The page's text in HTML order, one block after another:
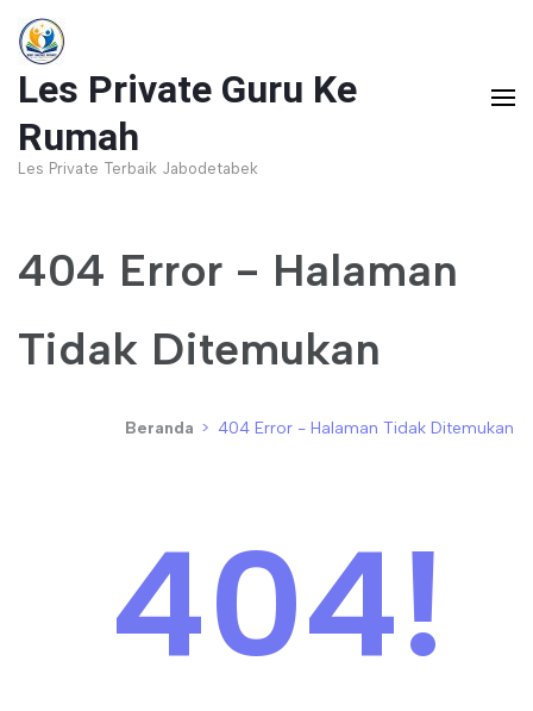
Lompat
ke
konten
(Tekan
Enter)
Les Private Guru Ke
Rumah
Les Private Terbaik Jabodetabek
404 Error - Halaman
Tidak Ditemukan
Beranda > 404 Error - Halaman Tidak Ditemukan
404!